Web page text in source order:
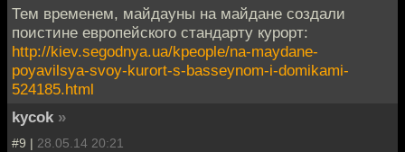
Тем временем, майдауны на майдане создали
поистине европейского стандарту курорт:
http://kiev.segodnya.ua/kpeople/na-maydane-
poyavilsya-svoy-kurort-s-basseynom-i-domikami-
524185.html
kycok »
#9 | 28.05.14 20:21